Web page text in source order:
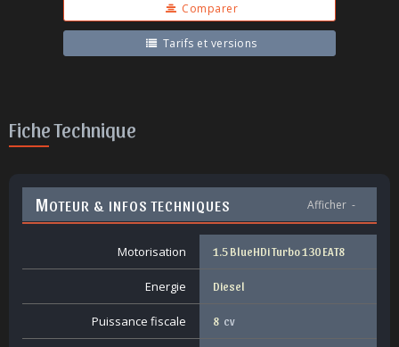
Comparer
Tarifs et versions
Fiche Technique
MOTEUR & INFOS TECHNIQUES Afficher -
Motorisation 1.5 BlueHDi Turbo 130 EAT8
Energie Diesel
Puissance fiscale 8 cv